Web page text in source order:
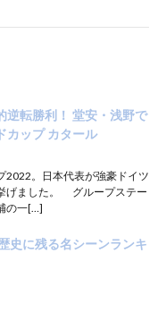
逆転勝利！ 堂安・浅野で
カップ カタール
。日本代表が強豪ドイツ
げました。 グループステー
の一[…]
史に残る名シーンランキ